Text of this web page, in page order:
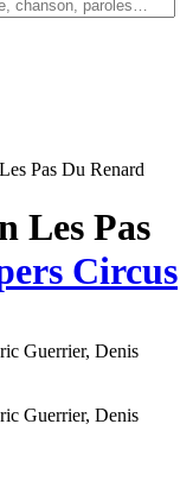
Pas Du Renard
Les Pas
Circus
Guerrier, Denis
Guerrier, Denis